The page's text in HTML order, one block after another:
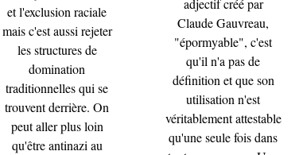
et l'exclusion raciale
mais c'est aussi rejeter
les structures de
domination
traditionnelles qui se
trouvent derrière. On
peut aller plus loin
qu'être antinazi au
Claude Gauvreau,
"épormyable", c'est
qu'il n'a pas de
définition et que son
utilisation n'est
véritablement attestable
qu'une seule fois dans